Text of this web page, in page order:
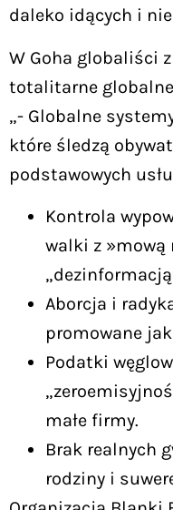
daleko idących i
W Goha globaliści
totalitarne
„- Globalne
które śledzą
podstawowych
Kontrola
walki z
Aborcja i
promowane
Podatki
małe firmy.
Brak realnych
rodziny i